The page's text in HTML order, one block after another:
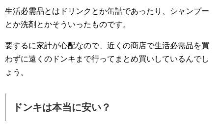
生活必需品とはドリンクとか缶詰であったり、シャンプー
とか洗剤とかそういったものです。
要するに家計が心配なので、近くの商店で生活必需品を買
わずに遠くのドンキまで行ってまとめ買いしているんでし
ょう。
ドンキは本当に安い？